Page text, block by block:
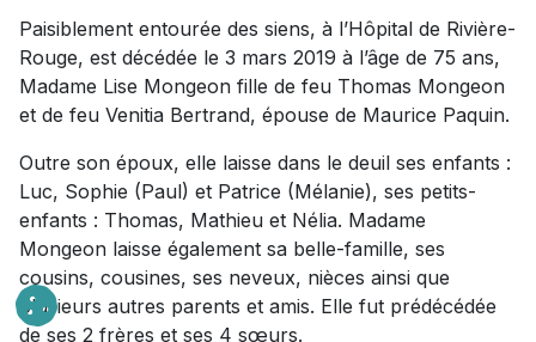
Paisiblement entourée des siens, à l’Hôpital de Rivière-
Rouge, est décédée le 3 mars 2019 à l’âge de 75 ans,
Madame Lise Mongeon fille de feu Thomas Mongeon
et de feu Venitia Bertrand, épouse de Maurice Paquin.
Outre son époux, elle laisse dans le deuil ses enfants :
Luc, Sophie (Paul) et Patrice (Mélanie), ses petits-
enfants : Thomas, Mathieu et Nélia. Madame
Mongeon laisse également sa belle-famille, ses
cousins, cousines, ses neveux, nièces ainsi que
plusieurs autres parents et amis. Elle fut prédécédée
de ses 2 frères et ses 4 sœurs.